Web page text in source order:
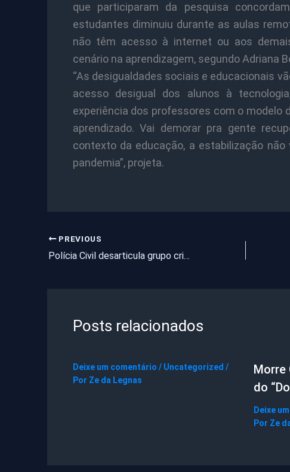
que participaram da pesquisa
estudantes diminuiu durante as aulas
não têm acesso à internet ou aos
cenário na aprendizagem, segundo Adriana
“As desigualdades sociais e educacionais
acesso desigual dos alunos à
experiência dos professores com o modelo
aprendizado. Vai demorar pra gente
contexto da educação, a estabilização
pandemia”, projeta.
PREVIOUS
Polícia Civil desarticula grupo criminoso que atuava há décadas no município de Saboeiro
Posts relacionados
Deixe um comentário / Uncategorized /
Por Ze da Legnas
Morre
do
Deixe
Por Ze